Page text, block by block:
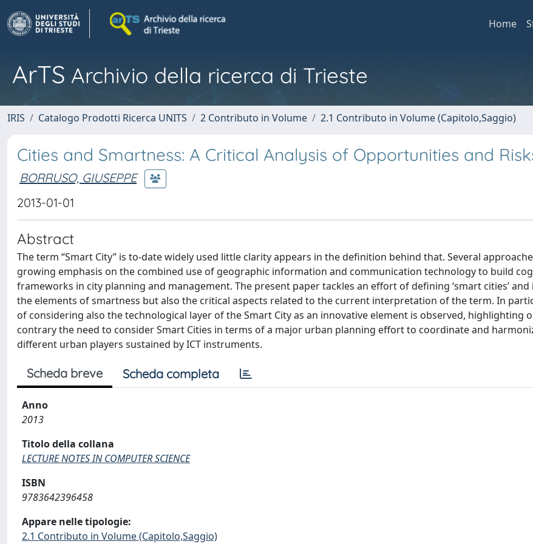
Home
ArTS Archivio della ricerca di Trieste
IRIS Catalogo Prodotti Ricerca UNITS 2 Contributo in Volume 2.1 Contributo in Volume (Capitolo,Saggio)
Cities and Smartness: A Critical Analysis of Opportunities and
BORRUSO, GIUSEPPE
2013-01-01
Abstract
The term “Smart City” is to-date widely used little clarity appears in the definition behind that. Several
growing emphasis on the combined use of geographic information and communication technology to build
frameworks in city planning and management. The present paper tackles an effort of defining ‘smart cities’
the elements of smartness but also the critical aspects related to the current interpretation of the term. In
of considering also the technological layer of the Smart City as an innovative element is observed, highlighting
contrary the need to consider Smart Cities in terms of a major urban planning effort to coordinate and
different urban players sustained by ICT instruments.
Scheda breve Scheda completa
Anno
2013
Titolo della collana
LECTURE NOTES IN COMPUTER SCIENCE
ISBN
9783642396458
Appare nelle tipologie:
2.1 Contributo in Volume (Capitolo,Saggio)